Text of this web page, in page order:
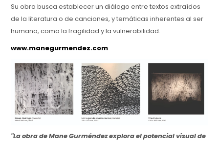
Su obra busca establecer un diálogo entre textos extraídos
de la literatura o de canciones, y temáticas inherentes al ser
humano, como la fragilidad y la vulnerabilidad.
www.manegurmendez.com
"La obra de Mane Gurméndez explora el potencial visual de